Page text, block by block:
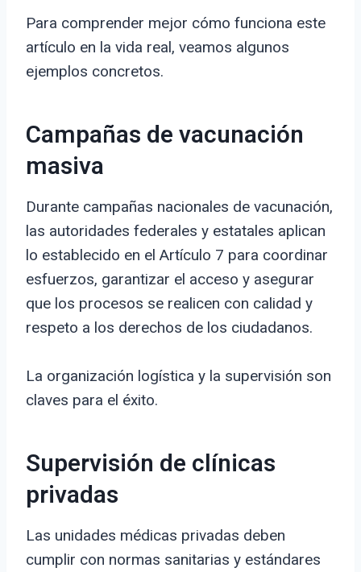
Para comprender mejor cómo funciona este
artículo en la vida real, veamos algunos
ejemplos concretos.
Campañas de vacunación
masiva
Durante campañas nacionales de vacunación,
las autoridades federales y estatales aplican
lo establecido en el Artículo 7 para coordinar
esfuerzos, garantizar el acceso y asegurar
que los procesos se realicen con calidad y
respeto a los derechos de los ciudadanos.
La organización logística y la supervisión son
claves para el éxito.
Supervisión de clínicas
privadas
Las unidades médicas privadas deben
cumplir con normas sanitarias y estándares